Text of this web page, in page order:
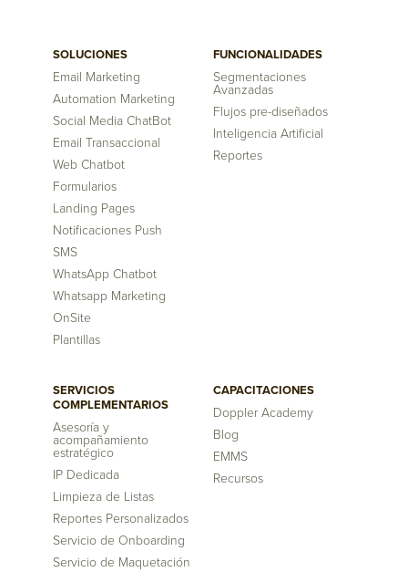
SOLUCIONES
Email Marketing
Automation Marketing
Social Media ChatBot
Email Transaccional
Web Chatbot
Formularios
Landing Pages
Notificaciones Push
SMS
WhatsApp Chatbot
Whatsapp Marketing
OnSite
Plantillas
FUNCIONALIDADES
Segmentaciones
Avanzadas
Flujos pre-diseñados
Inteligencia Artificial
Reportes
SERVICIOS
COMPLEMENTARIOS
Asesoría y
acompañamiento
estratégico
IP Dedicada
Limpieza de Listas
Reportes Personalizados
Servicio de Onboarding
Servicio de Maquetación
CAPACITACIONES
Doppler Academy
Blog
EMMS
Recursos